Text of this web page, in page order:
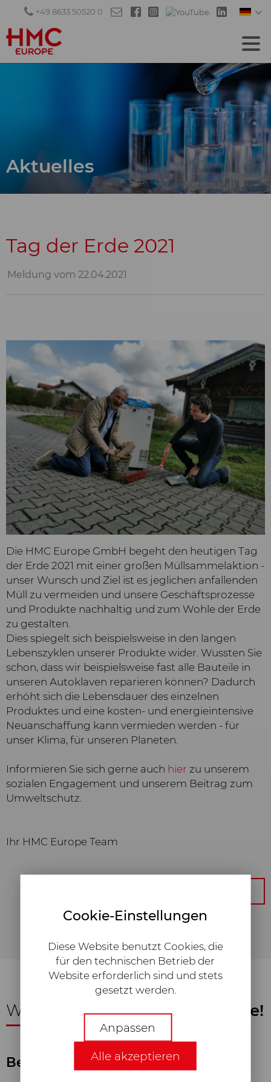
+49 8633 50520 0
Cookie-Einstellungen
Diese Website benutzt Cookies, die
für den technischen Betrieb der
Website erforderlich sind und stets
gesetzt werden.
technisch Notwendige
Erforderliche Web-Technologien
und Cookies machen unsere
Webseite für Sie technisch
Anpassen
Alle akzeptieren
Aktuelles
Tag der Erde 2021
Meldung vom 22.04.2021
Die HMC Europe GmbH begeht den heutigen Tag
der Erde 2021 mit einer großen Müllsammelaktion -
unser Wunsch und Ziel ist es jeglichen anfallenden
Müll zu vermeiden und unsere Geschäftsprozesse
und Produkte nachhaltig und zum Wohle der Erde
zu gestalten.
Dies spiegelt sich beispielsweise in den langen
Lebenszyklen unserer Produkte wider. Wussten Sie
schon, dass wir beispielsweise fast alle Bauteile in
unseren Autoklaven reparieren können? Dadurch
erhöht sich die Lebensdauer des einzelnen
Produktes und eine kosten- und energieintensive
Neuanschaffung kann vermieden werden - für
unser Klima, für unseren Planeten.
Informieren Sie sich gerne auch hier zu unserem
sozialen Engagement und unserem Beitrag zum
Umweltschutz.
Ihr HMC Europe Team
Wir freuen uns aufIhre Anfrage!
Beratung und Verkauf